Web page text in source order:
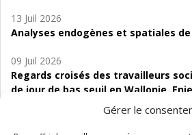
Gérer le
13 Juil 2026
Analyses endogènes et spatiales de
09 Juil 2026
Regards croisés des travailleurs
de jour de bas seuil en Wallonie.
06 Juil 2026